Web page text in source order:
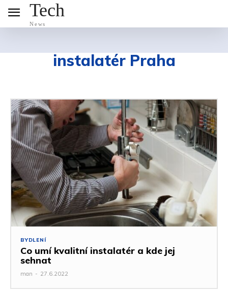
Tech
News
instalatér Praha
BYDLENÍ
Co umí kvalitní instalatér a kde jej
sehnat
man - 27.6.2022